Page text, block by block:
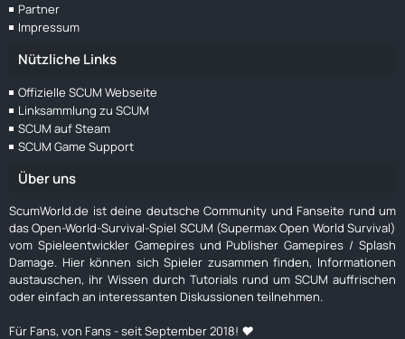
Partner
Impressum
Nützliche Links
Offizielle SCUM Webseite
Linksammlung zu SCUM
SCUM auf Steam
SCUM Game Support
Über uns
ScumWorld.de ist deine deutsche Community und Fanseite rund um
das Open-World-Survival-Spiel SCUM (Supermax Open World Survival)
vom Spieleentwickler Gamepires und Publisher Gamepires / Splash
Damage. Hier können sich Spieler zusammen finden, Informationen
austauschen, ihr Wissen durch Tutorials rund um SCUM auffrischen
oder einfach an interessanten Diskussionen teilnehmen.
Für Fans, von Fans - seit September 2018! ❤️